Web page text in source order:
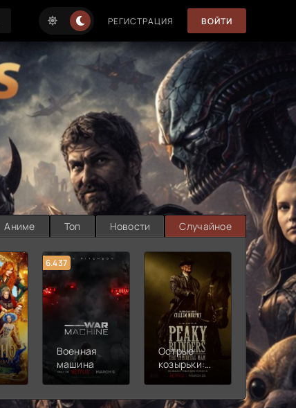
РЕГИСТРАЦИЯ ВОЙТИ
Аниме Топ Новости Случайное
6.437
Военная
машина
Острые
козырьки:
Бессмертный
7.187
2